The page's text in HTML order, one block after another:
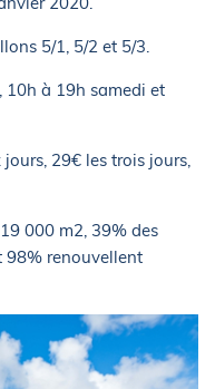
5/1, 5/2 et 5/3.
10h à 19h samedi et
29€ les trois jours,
000 m2, 39% des
98% renouvellent